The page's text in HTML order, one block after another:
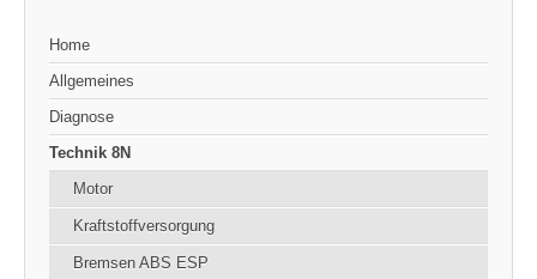
Home
Allgemeines
Diagnose
Technik 8N
Motor
Kraftstoffversorgung
Bremsen ABS ESP